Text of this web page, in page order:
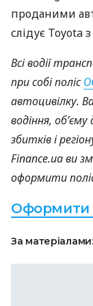
проданими
слідує Toyota
Всі водії
при собі поліс
автоцивілку.
водіння,
збитків і
Finance.ua ви
оформити
Оформити
За матеріалами: